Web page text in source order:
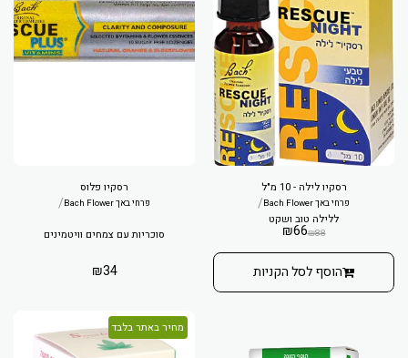
רסקיו לילה - 10 מ"ל
פרחי באך Bach Flower /
ללילה טוב ושקט
₪88
₪66
הוסף לסל הקניות
רסקיו פלוס
פרחי באך Bach Flower /
סוכריות עם צמחים וויטמינים
₪34
מחיר באתר בלבד